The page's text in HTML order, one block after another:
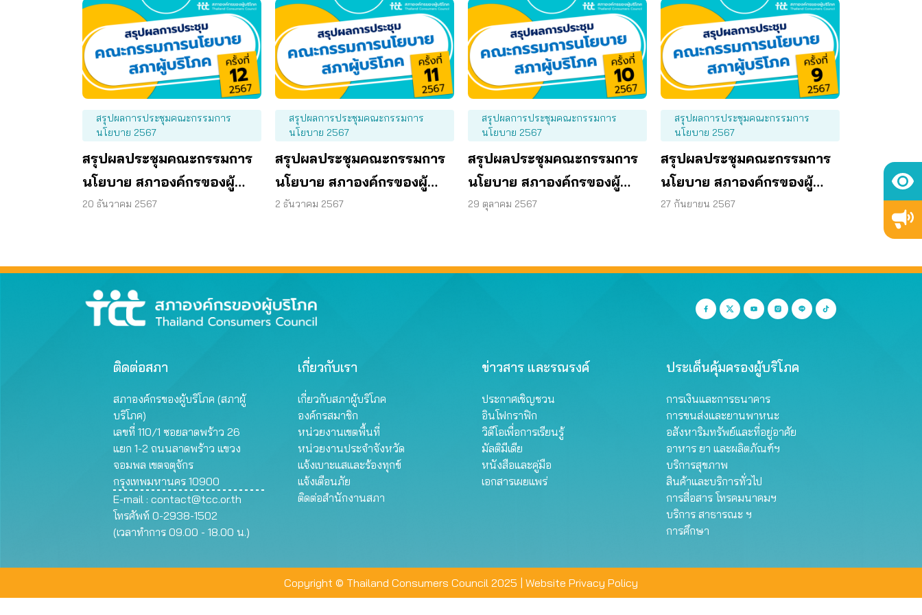
สรุปผลการประชุมคณะกรรมการ
นโยบาย 2567
สรุปผลประชุมคณะกรรมการ
นโยบาย สภาองค์กรของผู้
บริโภค ครั้งที่ 12/2567 วันที่
20 ธันวาคม 2567
สรุปผลการประชุมคณะกรรมการ
นโยบาย 2567
สรุปผลประชุมคณะกรรมการ
นโยบาย สภาองค์กรของผู้
บริโภค ครั้งที่ 11/2567 วันที่
2 ธันวาคม 2567
สรุปผลการประชุมคณะกรรมการ
นโยบาย 2567
สรุปผลประชุมคณะกรรมการ
นโยบาย สภาองค์กรของผู้
บริโภค ครั้งที่ 10/2567 วันที่
29 ตุลาคม 2567
สรุปผลการประชุมคณะกรรมการ
นโยบาย 2567
สรุปผลประชุมคณะกรรมการ
นโยบาย สภาองค์กรของผู้
บริโภค ครั้งที่ 9/2567 วันที่
27 กันยายน 2567
ติดต่อสภา
สภาองค์กรของผู้บริโภค (สภาผู้
บริโภค)
เลขที่ 110/1 ซอยลาดพร้าว 26
แยก 1-2 ถนนลาดพร้าว แขวง
จอมพล เขตจตุจักร
กรุงเทพมหานคร 10900
E-mail : contact@tcc.or.th
โทรศัพท์ 0-2938-1502
(เวลาทำการ 09.00 - 18.00 น.)
เกี่ยวกับเรา
เกี่ยวกับสภาผู้บริโภค
องค์กรสมาชิก
หน่วยงานเขตพื้นที่
หน่วยงานประจำจังหวัด
แจ้งเบาะแสและร้องทุกข์
แจ้งเตือนภัย
ติดต่อสำนักงานสภา
ข่าวสาร และรณรงค์
ประกาศเชิญชวน
อินโฟกราฟิก
วิดีโอเพื่อการเรียนรู้
มัลติมีเดีย
หนังสือและคู่มือ
เอกสารเผยแพร่
ประเด็นคุ้มครองผู้บริโภค
การเงินและการธนาคาร
การขนส่งและยานพาหนะ
อสังหาริมทรัพย์และที่อยู่อาศัย
อาหาร ยา และผลิตภัณฑ์ฯ
บริการสุขภาพ
สินค้าและบริการทั่วไป
การสื่อสาร โทรคมนาคมฯ
บริการ สาธารณะ ฯ
การศึกษา
Copyright © Thailand Consumers Council 2025 | Website Privacy Policy